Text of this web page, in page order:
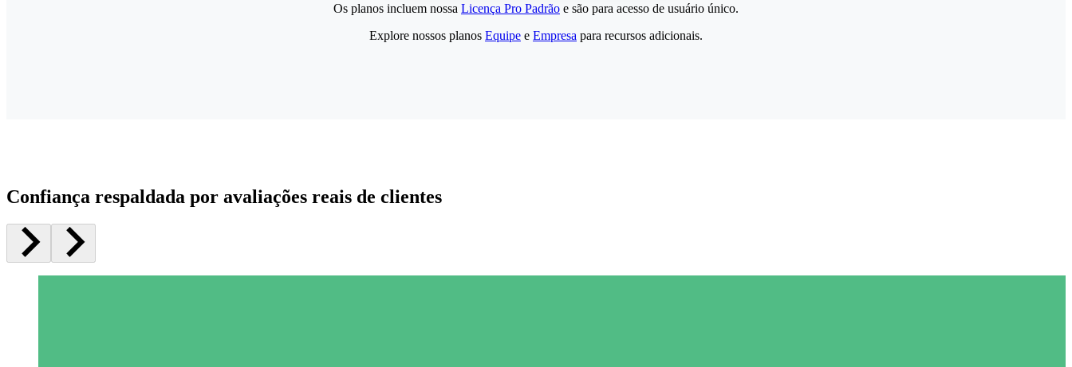
Os planos incluem nossa Licença Pro Padrão e são para acesso de usuário único.
Explore nossos planos Equipe e Empresa para recursos adicionais.
Confiança respaldada por avaliações reais de clientes